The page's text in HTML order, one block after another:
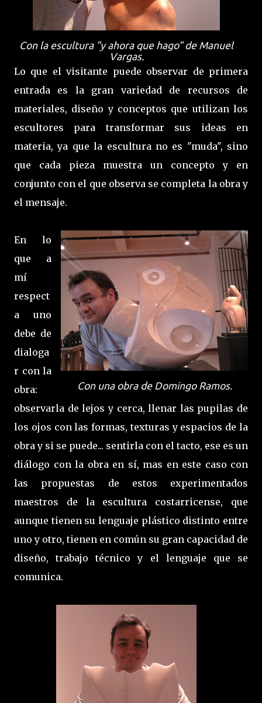
Con la escultura "y ahora que hago" de Manuel
Vargas.
Lo que el visitante puede observar de primera
entrada es la gran variedad de recursos de
materiales, diseño y conceptos que utilizan los
escultores para transformar sus ideas en
materia, ya que la escultura no es "muda", sino
que cada pieza muestra un concepto y en
conjunto con el que observa se completa la obra y
el mensaje.
Con una obra de Domingo Ramos.
En lo
que a
mí
respect
a uno
debe de
dialoga
r con la
obra:
observarla de lejos y cerca, llenar las pupilas de
los ojos con las formas, texturas y espacios de la
obra y si se puede... sentirla con el tacto, ese es un
diálogo con la obra en sí, mas en este caso con
las propuestas de estos experimentados
maestros de la escultura costarricense, que
aunque tienen su lenguaje plástico distinto entre
uno y otro, tienen en común su gran capacidad de
diseño, trabajo técnico y el lenguaje que se
comunica.